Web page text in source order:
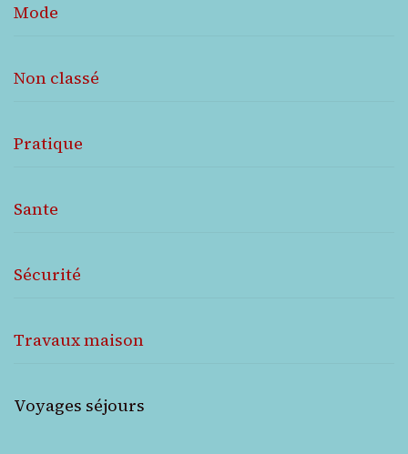
Mode
Non classé
Pratique
Sante
Sécurité
Travaux maison
Voyages séjours